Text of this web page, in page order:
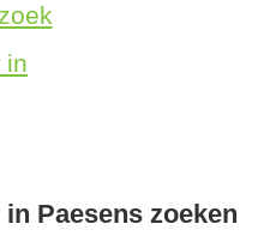
in
Paesens zoeken